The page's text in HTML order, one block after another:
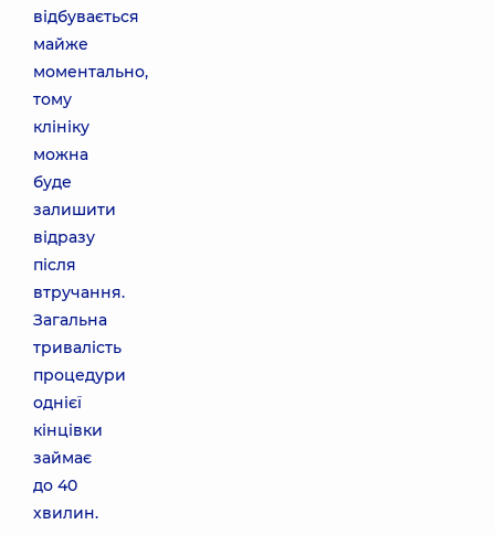
відбувається
майже
моментально,
тому
клініку
можна
буде
залишити
відразу
після
втручання.
Загальна
тривалість
процедури
однієї
кінцівки
займає
до 40
хвилин.